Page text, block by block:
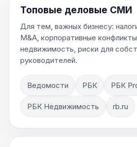
Топовые деловые СМИ
Для тем, важных бизнесу:
M&A, корпоративные
недвижимость, риски для
руководителей.
Ведомости РБК РБК
РБК Недвижимость rb.ru